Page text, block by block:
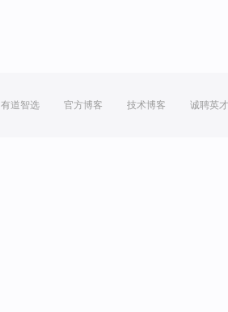
有道智选 官方博客 技术博客 诚聘英才